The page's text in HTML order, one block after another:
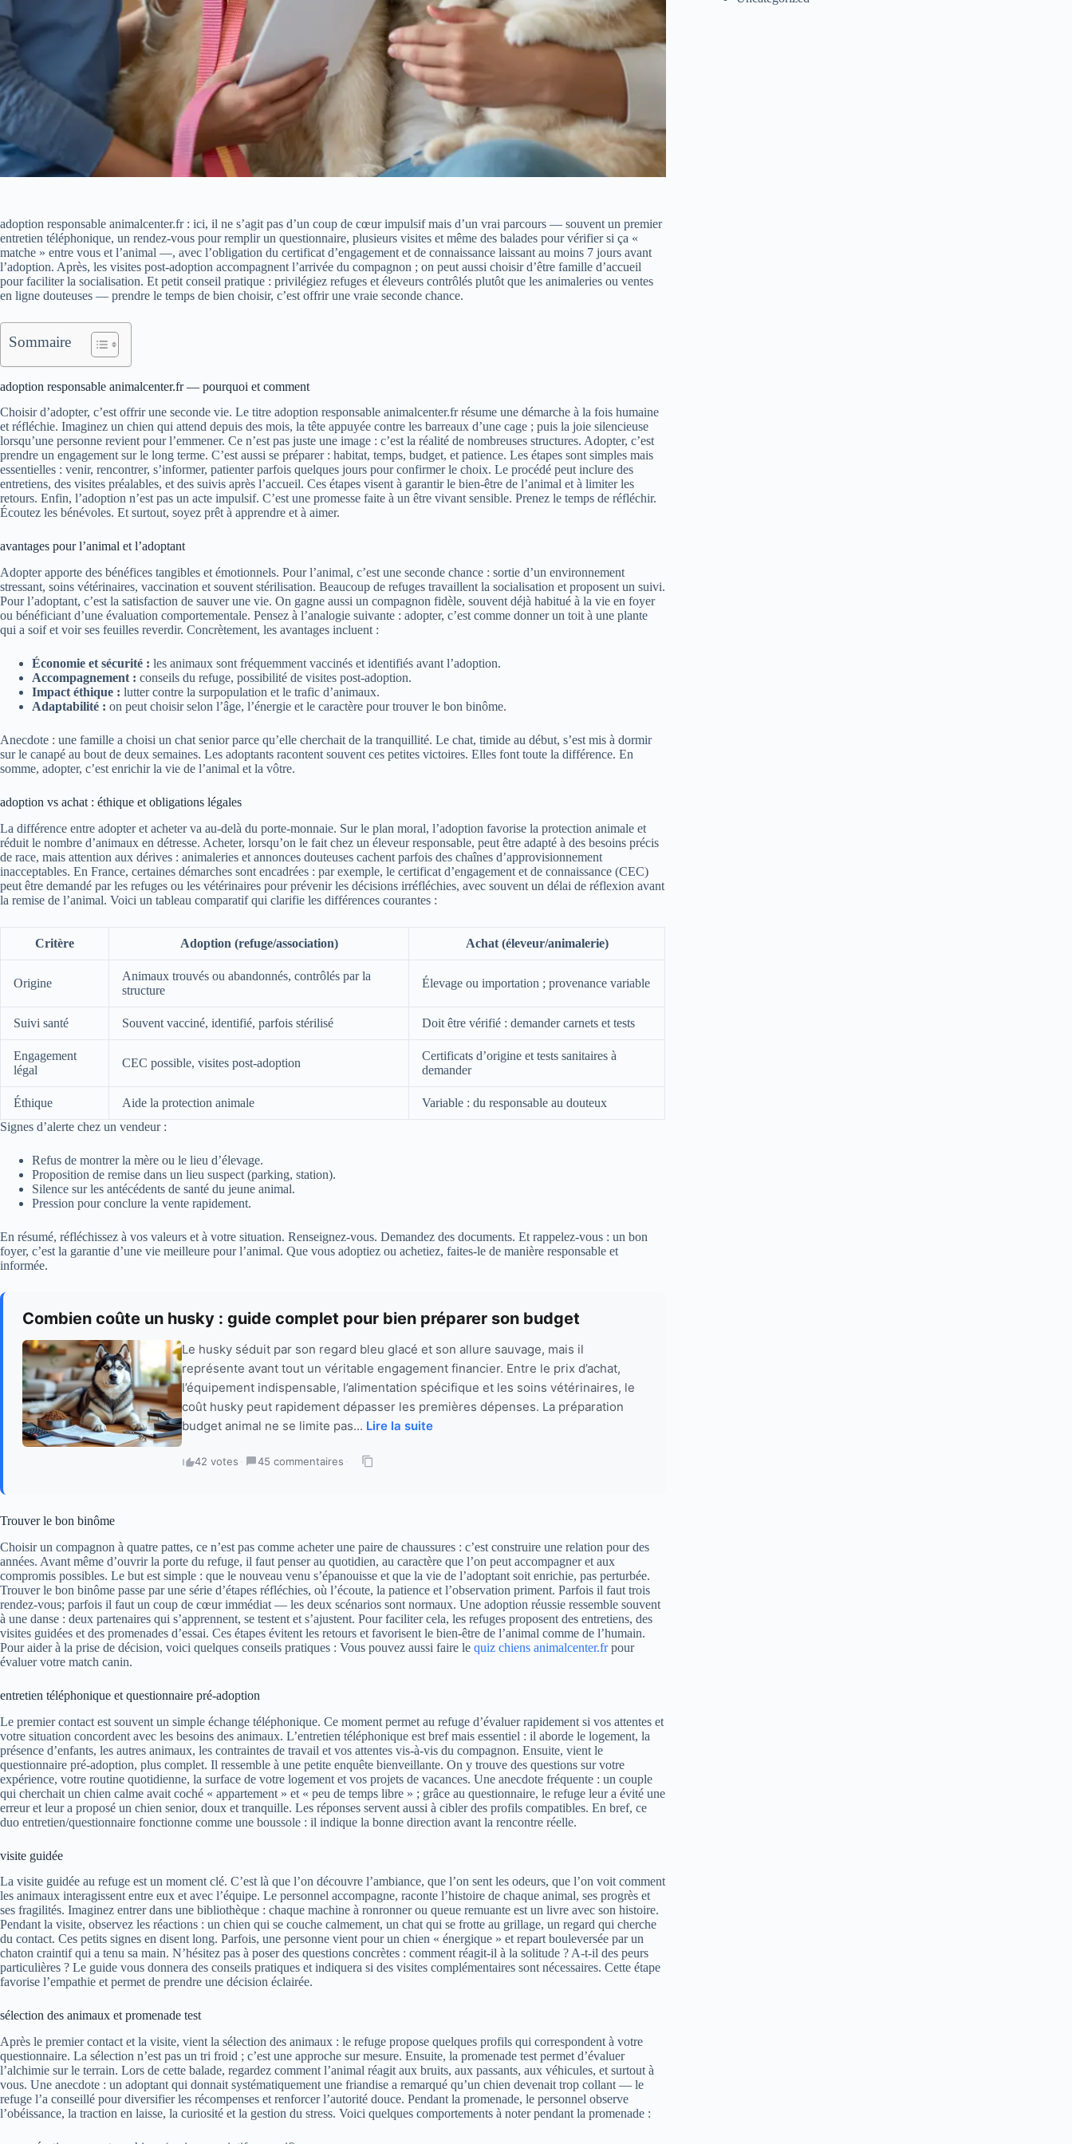
adoption responsable animalcenter.fr : ici, il ne s’agit pas d’un coup de cœur impulsif mais d’un vrai parcours — souvent un premier
entretien téléphonique, un rendez‑vous pour remplir un questionnaire, plusieurs visites et même des balades pour vérifier si ça «
matche » entre vous et l’animal —, avec l’obligation du certificat d’engagement et de connaissance laissant au moins 7 jours avant
l’adoption. Après, les visites post‑adoption accompagnent l’arrivée du compagnon ; on peut aussi choisir d’être famille d’accueil
pour faciliter la socialisation. Et petit conseil pratique : privilégiez refuges et éleveurs contrôlés plutôt que les animaleries ou ventes
en ligne douteuses — prendre le temps de bien choisir, c’est offrir une vraie seconde chance.
Sommaire
adoption responsable animalcenter.fr — pourquoi et comment
Choisir d’adopter, c’est offrir une seconde vie. Le titre adoption responsable animalcenter.fr résume une démarche à la fois humaine
et réfléchie. Imaginez un chien qui attend depuis des mois, la tête appuyée contre les barreaux d’une cage ; puis la joie silencieuse
lorsqu’une personne revient pour l’emmener. Ce n’est pas juste une image : c’est la réalité de nombreuses structures. Adopter, c’est
prendre un engagement sur le long terme. C’est aussi se préparer : habitat, temps, budget, et patience. Les étapes sont simples mais
essentielles : venir, rencontrer, s’informer, patienter parfois quelques jours pour confirmer le choix. Le procédé peut inclure des
entretiens, des visites préalables, et des suivis après l’accueil. Ces étapes visent à garantir le bien-être de l’animal et à limiter les
retours. Enfin, l’adoption n’est pas un acte impulsif. C’est une promesse faite à un être vivant sensible. Prenez le temps de réfléchir.
Écoutez les bénévoles. Et surtout, soyez prêt à apprendre et à aimer.
avantages pour l’animal et l’adoptant
Adopter apporte des bénéfices tangibles et émotionnels. Pour l’animal, c’est une seconde chance : sortie d’un environnement
stressant, soins vétérinaires, vaccination et souvent stérilisation. Beaucoup de refuges travaillent la socialisation et proposent un suivi.
Pour l’adoptant, c’est la satisfaction de sauver une vie. On gagne aussi un compagnon fidèle, souvent déjà habitué à la vie en foyer
ou bénéficiant d’une évaluation comportementale. Pensez à l’analogie suivante : adopter, c’est comme donner un toit à une plante
qui a soif et voir ses feuilles reverdir. Concrètement, les avantages incluent :
Économie et sécurité : les animaux sont fréquemment vaccinés et identifiés avant l’adoption.
Accompagnement : conseils du refuge, possibilité de visites post-adoption.
Impact éthique : lutter contre la surpopulation et le trafic d’animaux.
Adaptabilité : on peut choisir selon l’âge, l’énergie et le caractère pour trouver le bon binôme.
Anecdote : une famille a choisi un chat senior parce qu’elle cherchait de la tranquillité. Le chat, timide au début, s’est mis à dormir
sur le canapé au bout de deux semaines. Les adoptants racontent souvent ces petites victoires. Elles font toute la différence. En
somme, adopter, c’est enrichir la vie de l’animal et la vôtre.
adoption vs achat : éthique et obligations légales
La différence entre adopter et acheter va au-delà du porte-monnaie. Sur le plan moral, l’adoption favorise la protection animale et
réduit le nombre d’animaux en détresse. Acheter, lorsqu’on le fait chez un éleveur responsable, peut être adapté à des besoins précis
de race, mais attention aux dérives : animaleries et annonces douteuses cachent parfois des chaînes d’approvisionnement
inacceptables. En France, certaines démarches sont encadrées : par exemple, le certificat d’engagement et de connaissance (CEC)
peut être demandé par les refuges ou les vétérinaires pour prévenir les décisions irréfléchies, avec souvent un délai de réflexion avant
la remise de l’animal. Voici un tableau comparatif qui clarifie les différences courantes :
Critère Adoption (refuge/association) Achat (éleveur/animalerie)
Origine
Animaux trouvés ou abandonnés, contrôlés par la
structure
Élevage ou importation ; provenance variable
Suivi santé Souvent vacciné, identifié, parfois stérilisé Doit être vérifié : demander carnets et tests
Engagement
légal
CEC possible, visites post-adoption
Certificats d’origine et tests sanitaires à
demander
Éthique Aide la protection animale
Variable : du responsable au douteux
Signes d’alerte chez un vendeur :
Refus de montrer la mère ou le lieu d’élevage.
Proposition de remise dans un lieu suspect (parking, station).
Silence sur les antécédents de santé du jeune animal.
Pression pour conclure la vente rapidement.
En résumé, réfléchissez à vos valeurs et à votre situation. Renseignez-vous. Demandez des documents. Et rappelez-vous : un bon
foyer, c’est la garantie d’une vie meilleure pour l’animal. Que vous adoptiez ou achetiez, faites-le de manière responsable et
informée.
Combien coûte un husky : guide complet pour bien préparer son budget
Le husky séduit par son regard bleu glacé et son allure sauvage, mais il
représente avant tout un véritable engagement financier. Entre le prix d’achat,
l’équipement indispensable, l’alimentation spécifique et les soins vétérinaires, le
coût husky peut rapidement dépasser les premières dépenses. La préparation
budget animal ne se limite pas... Lire la suite
42 votes · 45 commentaires ·
Trouver le bon binôme
Choisir un compagnon à quatre pattes, ce n’est pas comme acheter une paire de chaussures : c’est construire une relation pour des
années. Avant même d’ouvrir la porte du refuge, il faut penser au quotidien, au caractère que l’on peut accompagner et aux
compromis possibles. Le but est simple : que le nouveau venu s’épanouisse et que la vie de l’adoptant soit enrichie, pas perturbée.
Trouver le bon binôme passe par une série d’étapes réfléchies, où l’écoute, la patience et l’observation priment. Parfois il faut trois
rendez‑vous; parfois il faut un coup de cœur immédiat — les deux scénarios sont normaux. Une adoption réussie ressemble souvent
à une danse : deux partenaires qui s’apprennent, se testent et s’ajustent. Pour faciliter cela, les refuges proposent des entretiens, des
visites guidées et des promenades d’essai. Ces étapes évitent les retours et favorisent le bien‑être de l’animal comme de l’humain.
Pour aider à la prise de décision, voici quelques conseils pratiques : Vous pouvez aussi faire le quiz chiens animalcenter.frpour
évaluer votre match canin.
entretien téléphonique et questionnaire pré-adoption
Le premier contact est souvent un simple échange téléphonique. Ce moment permet au refuge d’évaluer rapidement si vos attentes et
votre situation concordent avec les besoins des animaux. L’entretien téléphonique est bref mais essentiel : il aborde le logement, la
présence d’enfants, les autres animaux, les contraintes de travail et vos attentes vis‑à‑vis du compagnon. Ensuite, vient le
questionnaire pré‑adoption, plus complet. Il ressemble à une petite enquête bienveillante. On y trouve des questions sur votre
expérience, votre routine quotidienne, la surface de votre logement et vos projets de vacances. Une anecdote fréquente : un couple
qui cherchait un chien calme avait coché « appartement » et « peu de temps libre » ; grâce au questionnaire, le refuge leur a évité une
erreur et leur a proposé un chien senior, doux et tranquille. Les réponses servent aussi à cibler des profils compatibles. En bref, ce
duo entretien/questionnaire fonctionne comme une boussole : il indique la bonne direction avant la rencontre réelle.
visite guidée
La visite guidée au refuge est un moment clé. C’est là que l’on découvre l’ambiance, que l’on sent les odeurs, que l’on voit comment
les animaux interagissent entre eux et avec l’équipe. Le personnel accompagne, raconte l’histoire de chaque animal, ses progrès et
ses fragilités. Imaginez entrer dans une bibliothèque : chaque machine à ronronner ou queue remuante est un livre avec son histoire.
Pendant la visite, observez les réactions : un chien qui se couche calmement, un chat qui se frotte au grillage, un regard qui cherche
du contact. Ces petits signes en disent long. Parfois, une personne vient pour un chien « énergique » et repart bouleversée par un
chaton craintif qui a tenu sa main. N’hésitez pas à poser des questions concrètes : comment réagit‑il à la solitude ? A‑t‑il des peurs
particulières ? Le guide vous donnera des conseils pratiques et indiquera si des visites complémentaires sont nécessaires. Cette étape
favorise l’empathie et permet de prendre une décision éclairée.
sélection des animaux et promenade test
Après le premier contact et la visite, vient la sélection des animaux : le refuge propose quelques profils qui correspondent à votre
questionnaire. La sélection n’est pas un tri froid ; c’est une approche sur mesure. Ensuite, la promenade test permet d’évaluer
l’alchimie sur le terrain. Lors de cette balade, regardez comment l’animal réagit aux bruits, aux passants, aux véhicules, et surtout à
vous. Une anecdote : un adoptant qui donnait systématiquement une friandise a remarqué qu’un chien devenait trop collant — le
refuge l’a conseillé pour diversifier les récompenses et renforcer l’autorité douce. Pendant la promenade, le personnel observe
l’obéissance, la traction en laisse, la curiosité et la gestion du stress. Voici quelques comportements à noter pendant la promenade :